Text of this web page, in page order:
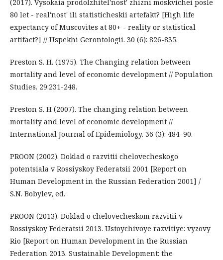
(2017). Vysokaia prodolzhitel'nost' zhizni moskvichei posle
80 let - real'nost' ili statisticheskii artefakt? [High life
expectancy of Muscovites at 80+ - reality or statistical
artifact?] // Uspekhi Gerontologii. 30 (6): 826-835.
Preston S. H. (1975). The Changing relation between
mortality and level of economic development // Population
Studies. 29:231-248.
Preston S. H (2007). The changing relation between
mortality and level of economic development //
International Journal of Epidemiology. 36 (3): 484–90.
PROON (2002). Doklad o razvitii chelovecheskogo
potentsiala v Rossiyskoy Federatsii 2001 [Report on
Human Development in the Russian Federation 2001] /
S.N. Bobylev, ed.
PROON (2013). Doklad o chelovecheskom razvitii v
Rossiyskoy Federatsii 2013. Ustoychivoye razvitiye: vyzovy
Rio [Report on Human Development in the Russian
Federation 2013. Sustainable Development: the